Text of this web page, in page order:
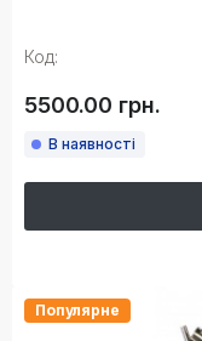
Код:
5500.00 грн.
В наявності
Популярне